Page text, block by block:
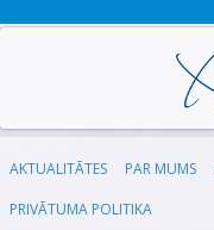
AKTUALITĀTES PAR MUMS
PRIVĀTUMA POLITIKA